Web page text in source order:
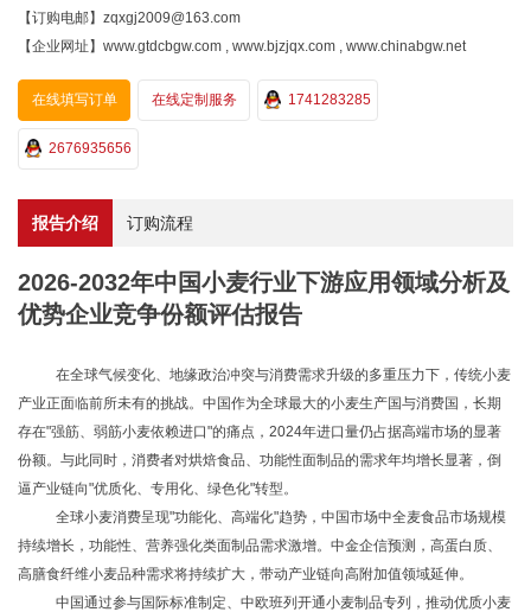
【订购电邮】zqxgj2009@163.com
【企业网址】www.gtdcbgw.com , www.bjzjqx.com , www.chinabgw.net
在线填写订单 在线定制服务 1741283285
2676935656
报告介绍 订购流程
2026-2032年中国小麦行业下游应用领域分析及
优势企业竞争份额评估报告
在全球气候变化、地缘政治冲突与消费需求升级的多重压力下，传统小麦
产业正面临前所未有的挑战。中国作为全球最大的小麦生产国与消费国，长期
存在"强筋、弱筋小麦依赖进口"的痛点，2024年进口量仍占据高端市场的显著
份额。与此同时，消费者对烘焙食品、功能性面制品的需求年均增长显著，倒
逼产业链向"优质化、专用化、绿色化"转型。
全球小麦消费呈现"功能化、高端化"趋势，中国市场中全麦食品市场规模
持续增长，功能性、营养强化类面制品需求激增。 中金企信预测，高蛋白质、
高膳食纤维小麦品种需求将持续扩大，带动产业链向高附加值领域延伸。
中国通过参与国际标准制定、中欧班列开通小麦制品专列，推动优质小麦